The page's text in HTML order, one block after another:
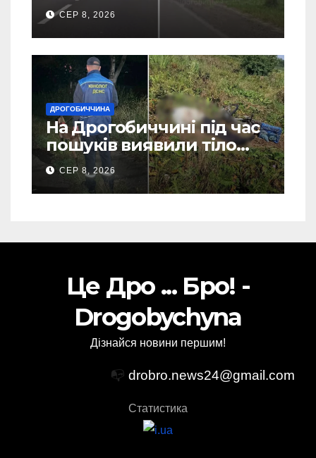
СЕР 8, 2026
ДРОГОБИЧЧИНА
На Дрогобиччині під час
пошуків виявили тіло
зниклого чоловіка (Фото)
СЕР 8, 2026
Це Дро ... Бро! -
Drogobychyna
Дізнайся новини першим!
📭 drobro.news24@gmail.com
Статистика